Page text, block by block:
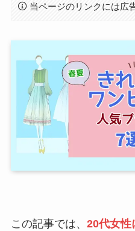
当ページのリンクには広
この記事では、 20代女性